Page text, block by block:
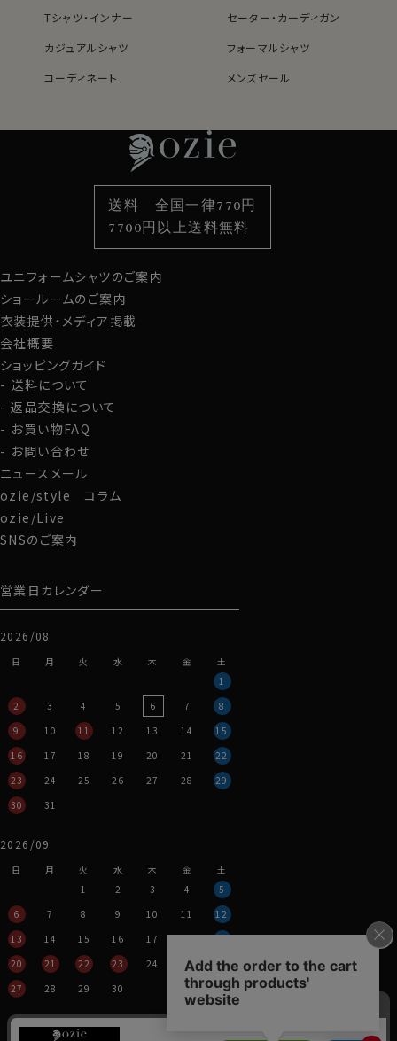
Tシャツ・インナー
セーター・カーディガン
カジュアルシャツ
フォーマルシャツ
コーディネート
メンズセール
袖・カフス型から選ぶ
色から選ぶ
柄から選ぶ
スタイルから選ぶ
カジュアルシャツ
定番シャツ
カフスボタン
サスペンダー
財布・名刺入れ
バッグ
ストール・マフラー
グローブ
ユニフォームシャツのご案内
ショールームのご案内
衣装提供・メディア掲載
会社概要
ショッピングガイド
送料について
返品交換について
お買い物FAQ
お問い合わせ
ニュースメール
ozie/style コラム
ozie/Live
SNSのご案内
営業日カレンダー
2026/08
日 月 火 水 木 金
土
1
2
3 4 5 6 7
8
9
10 11 12 13 14
15
16
17 18 19 20 21
22
23
24 25 26 27 28
29
30
31
2026/09
日 月 火 水 木 金
土
1
2 3 4
5
6
7 8 9 10 11
12
13
14 15 16 17 18
19
20
21 22 23 24 25
26
27
28 29 30
送料 全国一律770円
7700円以上送料無料
営業時間：平日11時～17時